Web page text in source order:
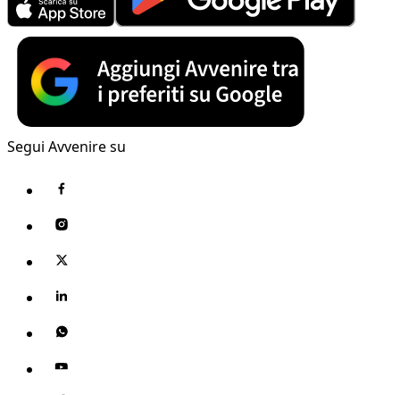
Segui Avvenire su